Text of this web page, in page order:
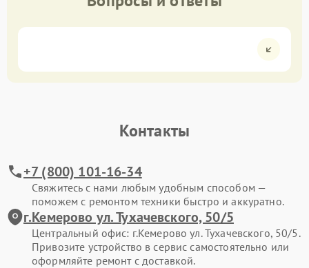
Контакты
+7 (800) 101-16-34
Свяжитесь с нами любым удобным способом —
поможем с ремонтом техники быстро и аккуратно.
г.Кемерово ул. Тухачевского, 50/5
Центральный офис: г.Кемерово ул. Тухачевского, 50/5.
Привозите устройство в сервис самостоятельно или
оформляйте ремонт с доставкой.